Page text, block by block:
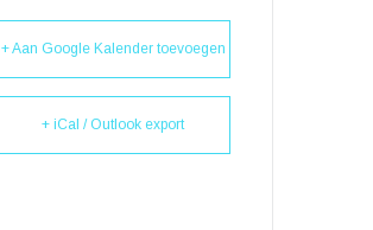
+ Aan Google Kalender toevoegen
+ iCal / Outlook export